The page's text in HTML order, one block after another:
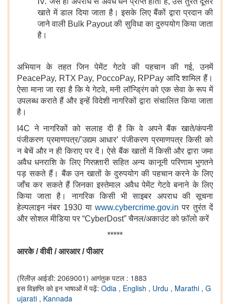
खाते में डाल दिया जाता है। इसके लिए बैंकों द्वारा प्रदान की
जाने वाली Bulk Payout की सुविधा का दुरुपयोग किया जाता
है।
अभियान के तहत जिन पेमेंट गेटवे की पहचान की गई, उनमें
PeacePay, RTX Pay, PoccoPay, RPPay आदि शामिल हैं।
ऐसा माना जा रहा है कि ये गेटवे, मनी लॉन्ड्रिंग को एक सेवा के रूप में
उपलब्ध कराते हैं और इन्हें विदेशी नागरिकों द्वारा संचालित किया जाता
है।
I4C ने नागरिकों को सलाह दी है कि वे अपने बैंक खाते/कंपनी
पंजीकरण प्रमाणपत्र/’उद्यम आधार’ पंजीकरण प्रमाणपत्र किसी को
न बेचें और न ही किराए पर दें। ऐसे बैंक खातों में किसी और द्वारा जमा
अवैध धनराशि के लिए गिरफ़्तारी सहित अन्य कानूनी परिणाम भुगतने
पड़ सकते हैं। बैंक उन खातों के दुरुपयोग की पहचान करने के लिए
जाँच कर सकते हैं जिनका इस्तेमाल अवैध पेमेंट गेटवे बनाने के लिए
किया जाता है। नागरिक किसी भी साइबर अपराध की सूचना
हेल्पलाइन नंबर 1930 याwww.cybercrime.gov.in पर तुरंत दें
और सोशल मीडिया पर “CyberDost” चैनल/अकाउंट को फ़ॉलो करें
*****
आरके/ वीवी / आरआर / पीआर
(रिलीज़ आईडी: 2069001) आगंतुक पटल : 1883
इस विज्ञप्ति को इन भाषाओं में पढ़ें: Odia , English , Urdu , Marathi , G
ujarati , Kannada